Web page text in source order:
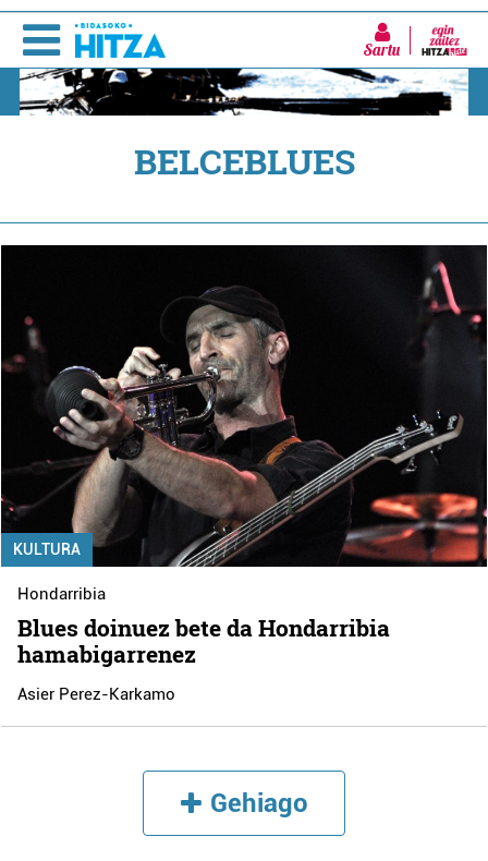
Sartu
BELCEBLUES
KULTURA
Hondarribia
Blues doinuez bete da Hondarribia
hamabigarrenez
Asier Perez-Karkamo
Gehiago